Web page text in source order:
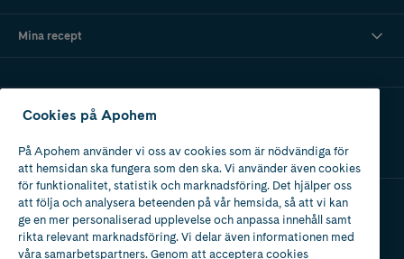
Mina recept
Ladda ner vår app
Apotek med tillstånd
av Läkemedelsverket
Cookies på Apohem
På Apohem använder vi oss av cookies som är nödvändiga för
att hemsidan ska fungera som den ska. Vi använder även cookies
för funktionalitet, statistik och marknadsföring. Det hjälper oss
att följa och analysera beteenden på vår hemsida, så att vi kan
ge en mer personaliserad upplevelse och anpassa innehåll samt
rikta relevant marknadsföring. Vi delar även informationen med
våra samarbetspartners. Genom att acceptera cookies